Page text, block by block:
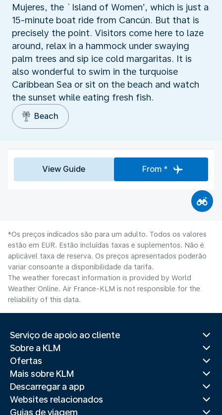
Mujeres, the `Island of Women’, which is just a
15-minute boat ride from Cancún. But that is
precisely the point. Visitors come here to laze
around, relax in a hammock under swaying
palm trees and sip ice cold margaritas. It is
also wonderful to swim in the turquoise
Caribbean Sea or sit on the beach and watch
the sunset while eating fresh fish.
Beach
View Guide From *
*Os preços indicados são para um adulto. Todos os valores
estão em EUR. Estão incluídas taxas e suplementos. Não é
aplicável taxa de reserva. Os preços apresentados poderão
variar consoante a disponibilidade da tarifa.
The weather forecast information is provided by World
Weather Online. Air France-KLM is not responsible for the
reliability of this data.
Serviço de apoio ao cliente
Sobre a KLM
Ofertas
Mais sobre KLM
Descarregar a app
Websites relacionados
Guias de viagem